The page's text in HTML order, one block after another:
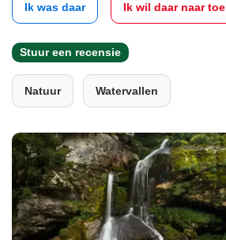
Ik was daar Ik wil daar naar toe
Stuur een recensie
Natuur Watervallen